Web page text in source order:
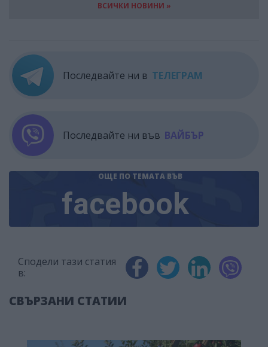
ВСИЧКИ НОВИНИ »
Последвайте ни в ТЕЛЕГРАМ
Последвайте ни във ВАЙБЪР
ОЩЕ ПО ТЕМАТА ВЪВ
facebook
Сподели тази статия
в:
СВЪРЗАНИ СТАТИИ